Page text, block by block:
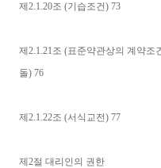
제2.1.20조 (기습조건) 73
제2.1.21조 (표준약관상의 계약
돌) 76
제2.1.22조 (서식교전) 77
제2절 대리인의 권한